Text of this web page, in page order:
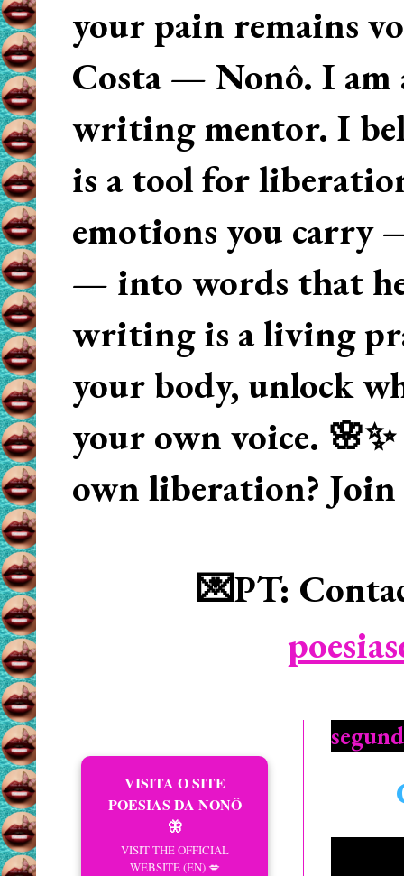
your pain remains
Costa — Nonô. I am
writing mentor. I
is a tool for
emotions you carry
— into words that
writing is a living
your body, unlock
your own voice.
own liberation? Join
💌PT:
VISITA O SITE
POESIAS DA NONÔ
🦋
VISIT THE OFFICIAL
WEBSITE (EN) 💋